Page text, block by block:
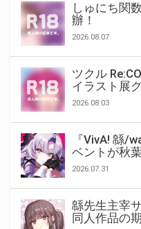
しゅにち関
辦！
2026.08.07
ツクル
イラスト展
2026.08.03
『VivA! 緜/
ベントが秋
2026.07.31
緜先生主宰
同人作品の